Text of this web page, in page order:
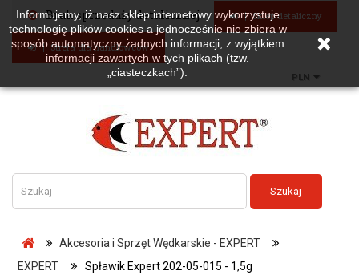
Brak sprzedaży detalicznej Sklep detaliczny
Strefa dla handlowców
PLN
Szukaj
Akcesoria i Sprzęt Wędkarskie - EXPERT
EXPERT
Spławik Expert 202-05-015 - 1,5g
Informujemy, iż nasz sklep internetowy wykorzystuje
technologię plików cookies a jednocześnie nie zbiera w
sposób automatyczny żadnych informacji, z wyjątkiem
informacji zawartych w tych plikach (tzw.
„ciasteczkach”).